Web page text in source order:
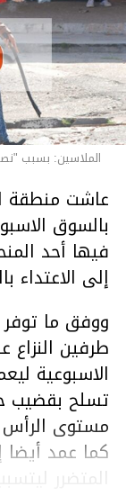
الملاسين: بسبب
عاشت منطقة
بالسوق
فيها أحد
إلى
ووفق ما
طرفين
الاسبوعية
تسلح بقضيب
مستوى
كما عمد
المتضرر